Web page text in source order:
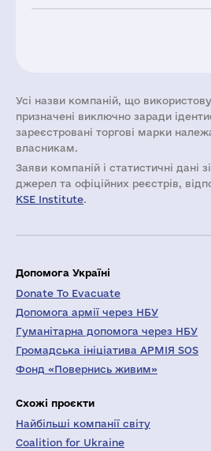
Усі назви компаній, що
призначені виключно заради
зареєстровані торгові марки
власникам.
Заяви компаній i статистичні дані
джерел та офіційних реєстрів,
KSE Institute.
Допомога Україні
Donate To Evacuate
Допомога армії через НБУ
Гуманітарна допомога через НБУ
Громадська ініціатива АРМІЯ SOS
Фонд «Повернись живим»
Схожі проєкти
Найбільші компанії світу
Coalition for Ukraine